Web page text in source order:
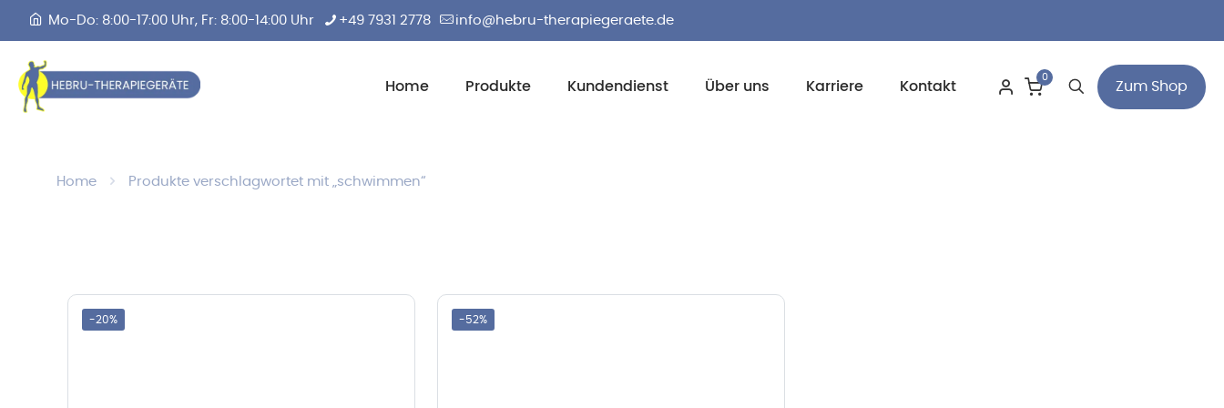
Mo-Do: 8:00-17:00 Uhr, Fr: 8:00-14:00 Uhr +49 7931 2778 info@hebru-therapiegeraete.de
Home Produkte Kundendienst Über uns Karriere Kontakt
0
Zum Shop
Home Produkte verschlagwortet mit „schwimmen“
-20% -52%